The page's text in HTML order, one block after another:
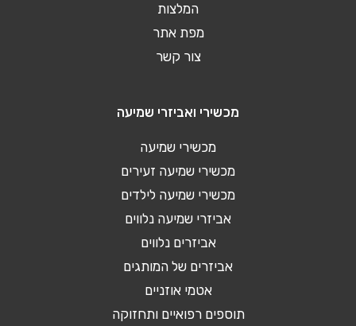
המלצות
מפת אתר
צור קשר
מכשירי ואביזרי שמיעה
מכשירי שמיעה
מכשירי שמיעה זעירים
מכשירי שמיעה לילדים
אביזרי שמיעה נלווים
אביזרים נלווים
אביזרים של המותגים
אטמי אוזניים
תוספים רפואיים ותחזוקה